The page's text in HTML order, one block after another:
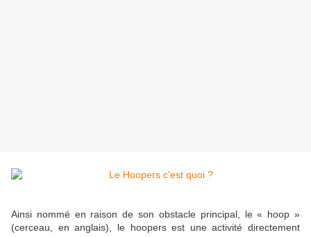
Ainsi nommé en raison de son obstacle principal, le « hoop »
(cerceau, en anglais), le hoopers est une activité directement